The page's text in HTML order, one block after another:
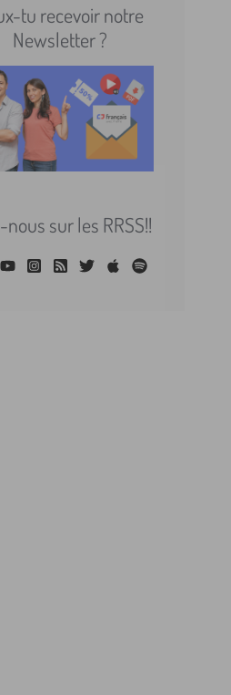
tu recevoir notre
Newsletter ?
nous sur les RRSS!!